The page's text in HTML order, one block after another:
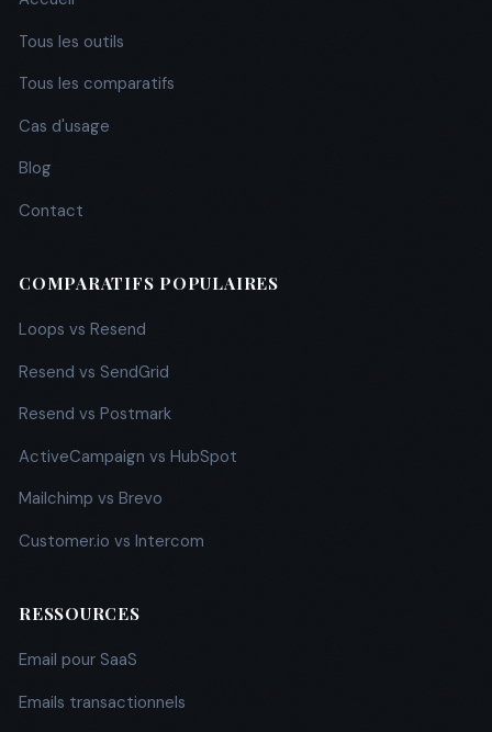
Tous les outils
Tous les comparatifs
Cas d'usage
Blog
Contact
COMPARATIFS POPULAIRES
Loops vs Resend
Resend vs SendGrid
Resend vs Postmark
ActiveCampaign vs HubSpot
Mailchimp vs Brevo
Customer.io vs Intercom
RESSOURCES
Email pour SaaS
Emails transactionnels